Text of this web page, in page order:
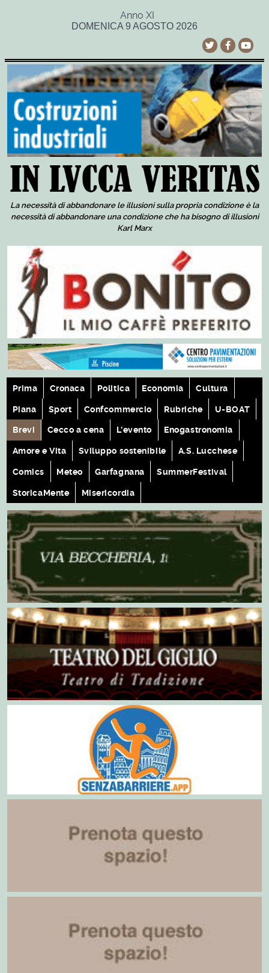
Anno XI
DOMENICA 9 AGOSTO 2026
La necessità di abbandonare le illusioni sulla propria condizione è la
necessità di abbandonare una condizione che ha bisogno di illusioni
Karl Marx
Prima Cronaca Politica Economia Cultura
Piana Sport Confcommercio Rubriche U-BOAT
Brevi Cecco a cena L'evento Enogastronomia
Amore e Vita Sviluppo sostenibile A.S. Lucchese
Comics Meteo Garfagnana SummerFestival
StoricaMente Misericordia